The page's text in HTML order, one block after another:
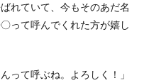
れていて、今もそのあだ名
って呼んでくれた方が嬉し
って呼ぶね。よろしく！」